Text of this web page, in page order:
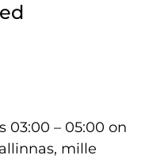
03:00 – 05:00 on
mille